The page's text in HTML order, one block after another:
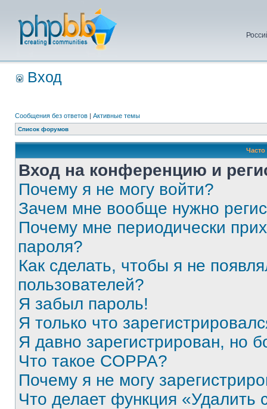
Вход
Сообщения без ответов | Активные темы
Список форумов
Вход на конференцию и
Почему я не могу войти?
Зачем мне вообще нужно
Почему мне периодически
пароля?
Как сделать, чтобы я не
пользователей?
Я забыл пароль!
Я только что
Я давно зарегистрирован, но
Что такое COPPA?
Почему я не могу
Что делает функция «Удалить